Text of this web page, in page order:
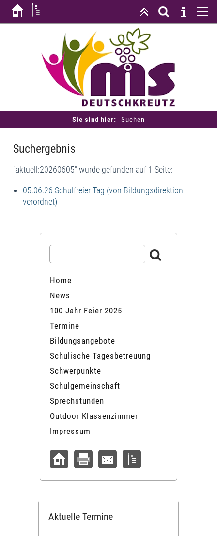
Sie sind hier: Suchen
Suchergebnis
"aktuell:20260605" wurde gefunden auf 1 Seite:
05.06.26 Schulfreier Tag (von Bildungsdirektion
verordnet)
Home
News
100-Jahr-Feier 2025
Termine
Bildungsangebote
Schulische Tagesbetreuung
Schwerpunkte
Schulgemeinschaft
Sprechstunden
Outdoor Klassenzimmer
Impressum
Aktuelle Termine